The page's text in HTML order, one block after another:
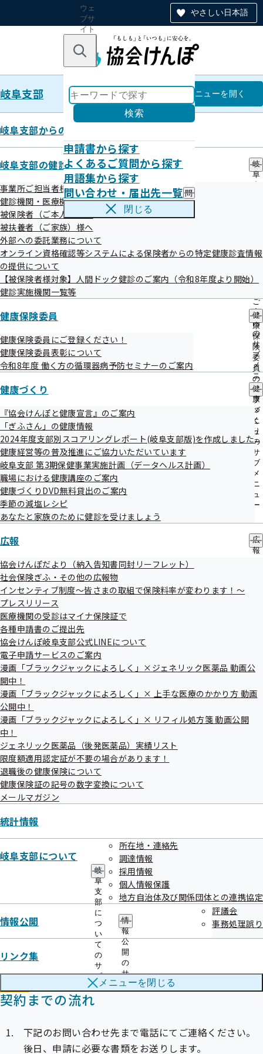
やさしい日本語
ウェ
ブサ
イト
のナ
ン
キーワードで探す
検索
申請書から探す
よくあるご質問から探す
用語集から探す
問い合わせ・届出先一覧 問
い
届
先
覧
ュ
ー
閉じる
岐阜支部 岐阜支部
メニューを開く
岐阜支部からのお知らせ
岐阜支部の健診・保健指導のご案内
岐
阜
保
健
導
ご
案
内
の
サ
ブ
メ
ニ
ュ
ー
事業所ご担当者様へ
健診機関・医療機関の皆さまへ
被保険者（ご本人）様へ
被扶養者（ご家族）様へ
外部への委託業務について
オンライン資格確認等システムによる保険者からの特定健康診査情報
の提供について
【被保険者様対象】人間ドック健診のご案内（令和8年度より開始）
健診実施機関一覧等
健康保険委員
健
康
保
険
委
員
の
サ
ブ
メ
ニ
ュ
ー
健康保険委員にご登録ください！
健康保険委員表彰について
令和8年度 働く方の循環器病予防セミナーのご案内
健康づくり
健
康
づ
く
り
の
サ
ブ
メ
ニ
ュ
ー
『協会けんぽと健康宣言』のご案内
「ぎふさん」の健康情報
2024年度支部別スコアリングレポート(岐阜支部版)を作成しました
健康経営等の普及推進にご協力いただいています
岐阜支部 第3期保健事業実施計画（データヘルス計画）
職場における健康講座のご案内
健康づくりDVD無料貸出のご案内
季節の減塩レシピ
あなたと家族のために健診を受けましょう
広報
広
報
協会けんぽだより（納入告知書同封リーフレット）
社会保険ぎふ・その他の広報物
インセンティブ制度～皆さまの取組で保険料率が変わります！～
プレスリリース
医療機関の受診はマイナ保険証で
各種申請書のご提出先
協会けんぽ岐阜支部公式LINEについて
電子申請サービスのご案内
漫画「ブラックジャックによろしく」×ジェネリック医薬品 動画公
開中！
漫画「ブラックジャックによろしく」× 上手な医療のかかり方 動画
公開中！
漫画「ブラックジャックによろしく」× リフィル処方箋 動画公開
中！
ジェネリック医薬品（後発医薬品）実績リスト
限度額適用認定証が不要の場合があります！
退職後の健康保険について
健康保険証の記号の数字変換について
メールマガジン
統計情報
岐阜支部について
岐
阜
支
部
に
つ
い
て
の
サ
ブ
メ
所在地・連絡先
調達情報
採用情報
個人情報保護
地方自治体及び関係団体との連携協定
情報公開
情
報
公
開
の
サ
ブ
メ
評議会
事務処理誤り
リンク集
メニューを閉じる
人間ドック健診実施機関の募集に
ついて
令和08年04月01日
全国健康保険協会（協会けんぽ）岐阜支部では、協会けんぽ
に加入している
ついて、新規委託先健診実施機関を募集します。
概要
35歳以上の協会けんぽ被保険者に対して、人間ドック実施費
用のうち25,000円を上限に補助します。（年度内1回限り。
生活習慣病予防健診との併用不可。）
募集要件
・全国健康保険協会（協会けんぽ）岐阜支部と「生活習慣病
予防健診業務」「特定保健指導
こと。
「生活習慣病予防健診業務」
「特定保健指導業務」
・全国健康保険協会（協会けんぽ）の定める「健診の基準」
に沿って実施ができること。
「健診の基準」
・健診団体連絡協議会が取りまとめた「適切な健保連人間
ドック健診に望まれる要件」について、以下のいずれかの団
体から、認定等を受けていること。
日本人間ドック・予防医療学会／日本病院会
日本総合健診医学会
全国労働衛生団体連合会
・人間ドック健診の健診当日に特定保健指導の初回面談を実
施し、かつその継続的支援及び実績評価まで実施できる体制
を有していること。
契約までの流れ
下記のお問い合わせ先まで電話にてご連絡ください。
後日、申請に必要な書類をお送りします。